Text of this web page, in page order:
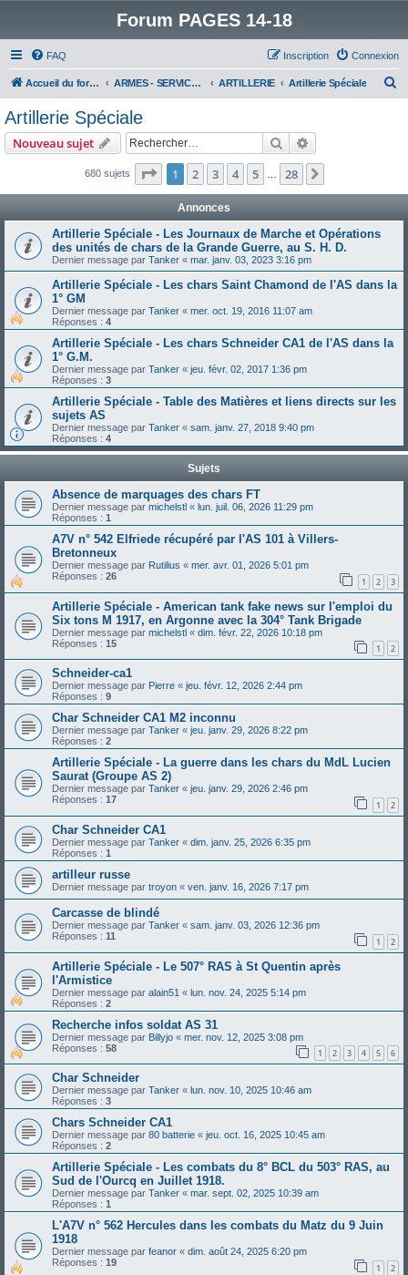
Forum PAGES 14-18
FAQ Connexion
Inscription
Accueil du forum ARMES - SERVICES - UNITES : historiques & discussions ARTILLERIE Artillerie Spéciale
Artillerie Spéciale
Nouveau sujet Rechercher
680 sujets Page 1sur28
1 2 3 4 5 28
Annonces
Artillerie Spéciale - Les Journaux de Marche et Opérations
des unités de chars de la Grande Guerre, au S. H. D.
Dernier message par Tanker « mar. janv. 03, 2023 3:16 pm
Artillerie Spéciale - Les chars Saint Chamond de l'AS dans la
1° GM
Dernier message par Tanker « mer. oct. 19, 2016 11:07 am
Réponses : 4
Artillerie Spéciale - Les chars Schneider CA1 de l'AS dans la
1° G.M.
Dernier message par Tanker « jeu. févr. 02, 2017 1:36 pm
Réponses : 3
Artillerie Spéciale - Table des Matières et liens directs sur les
sujets AS
Dernier message par Tanker « sam. janv. 27, 2018 9:40 pm
Réponses : 4
Sujets
Absence de marquages des chars FT
Dernier message par michelstl « lun. juil. 06, 2026 11:29 pm
Réponses : 1
A7V n° 542 Elfriede récupéré par l'AS 101 à Villers-
Bretonneux
Dernier message par Rutilius « mer. avr. 01, 2026 5:01 pm
Réponses : 26 1 2 3
Artillerie Spéciale - American tank fake news sur l'emploi du
Six tons M 1917, en Argonne avec la 304° Tank Brigade
Dernier message par michelstl « dim. févr. 22, 2026 10:18 pm
Réponses : 15 1 2
Schneider-ca1
Dernier message par Pierre « jeu. févr. 12, 2026 2:44 pm
Réponses : 9
Char Schneider CA1 M2 inconnu
Dernier message par Tanker « jeu. janv. 29, 2026 8:22 pm
Réponses : 2
Artillerie Spéciale - La guerre dans les chars du MdL Lucien
Saurat (Groupe AS 2)
Dernier message par Tanker « jeu. janv. 29, 2026 2:46 pm
Réponses : 17 1 2
Char Schneider CA1
Dernier message par Tanker « dim. janv. 25, 2026 6:35 pm
Réponses : 1
artilleur russe
Dernier message par troyon « ven. janv. 16, 2026 7:17 pm
Carcasse de blindé
Dernier message par Tanker « sam. janv. 03, 2026 12:36 pm
Réponses : 11 1 2
Artillerie Spéciale - Le 507° RAS à St Quentin après
l'Armistice
Dernier message par alain51 « lun. nov. 24, 2025 5:14 pm
Réponses : 2
Recherche infos soldat AS 31
Dernier message par Billyjo « mer. nov. 12, 2025 3:08 pm
Réponses : 58 1 2 3 4 5 6
Char Schneider
Dernier message par Tanker « lun. nov. 10, 2025 10:46 am
Réponses : 3
Chars Schneider CA1
Dernier message par 80 batterie « jeu. oct. 16, 2025 10:45 am
Réponses : 2
Artillerie Spéciale - Les combats du 8° BCL du 503° RAS, au
Sud de l'Ourcq en Juillet 1918.
Dernier message par Tanker « mar. sept. 02, 2025 10:39 am
Réponses : 1
L'A7V n° 562 Hercules dans les combats du Matz du 9 Juin
1918
Dernier message par feanor « dim. août 24, 2025 6:20 pm
Réponses : 19 1 2